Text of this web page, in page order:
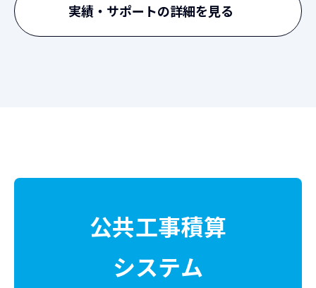
実績・サポートの詳細を見る
公共工事積算
システム